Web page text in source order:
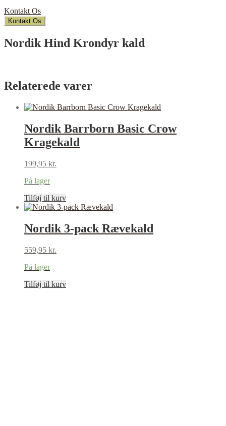
Kontakt Os
Kontakt Os
Nordik Hind Krondyr kald
Relaterede varer
Nordik Barrborn Basic Crow
Kragekald
199,95 kr.
På lager
Tilføj til kurv
Nordik 3-pack Rævekald
559,95 kr.
På lager
Tilføj til kurv